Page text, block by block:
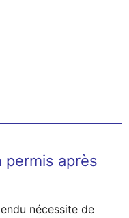
permis après
nécessite de